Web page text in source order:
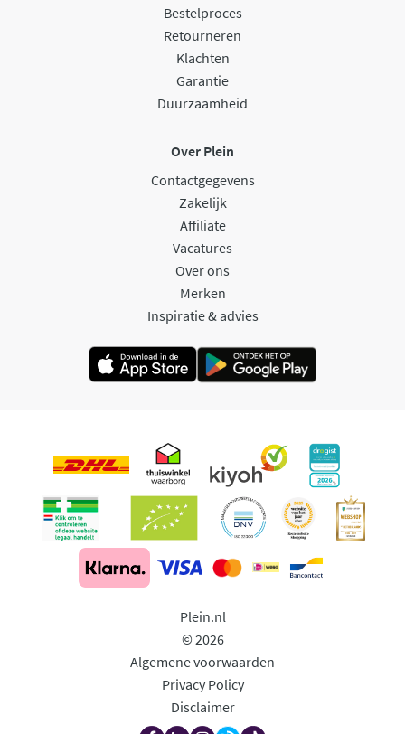
Bestelproces
Retourneren
Klachten
Garantie
Duurzaamheid
Over Plein
Contactgegevens
Zakelijk
Affiliate
Vacatures
Over ons
Merken
Inspiratie & advies
Plein.nl
© 2026
Algemene voorwaarden
Privacy Policy
Disclaimer